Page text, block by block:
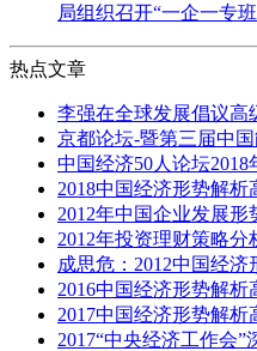
局组织召开“一企一专
热点文章
李强在全球发展倡议高
京都论坛-暨第三届中
中国经济50人论坛
2018中国经济形势解析
2012年中国企业发展形
2012年投资理财策略分
成思危：2012中国经济
2016中国经济形势解析
2017中国经济形势解析
2017“中央经济工作会”